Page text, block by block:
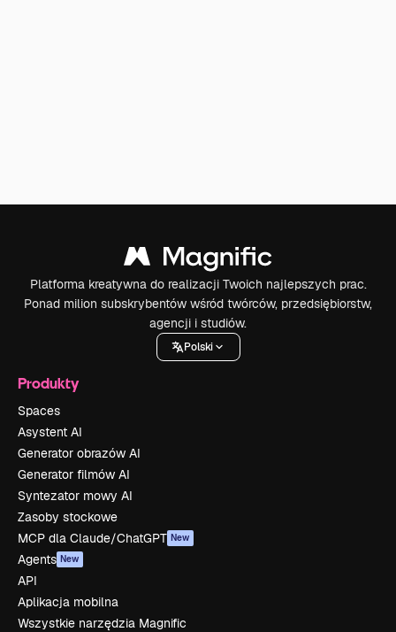
Platforma kreatywna do realizacji Twoich najlepszych prac.
Ponad milion subskrybentów wśród twórców, przedsiębiorstw,
agencji i studiów.
Polski
Produkty
Spaces
Asystent AI
Generator obrazów AI
Generator filmów AI
Syntezator mowy AI
Zasoby stockowe
MCP dla Claude/ChatGPT New
Agents New
API
Aplikacja mobilna
Wszystkie narzędzia Magnific